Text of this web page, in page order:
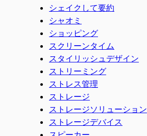
シェイクして要約
シャオミ
ショッピング
スクリーンタイム
スタイリッシュデザイン
ストリーミング
ストレス管理
ストレージ
ストレージソリューション
ストレージデバイス
スピーカー